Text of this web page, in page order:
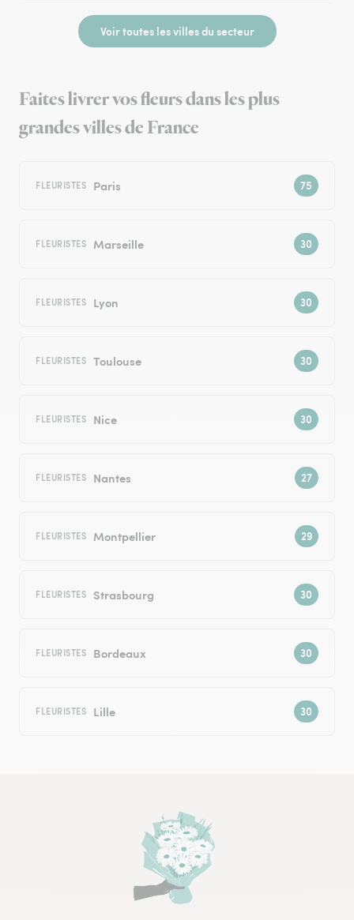
Voir toutes les villes du secteur
Faites livrer vos fleurs dans les plus
grandes villes de France
FLEURISTES Paris
FLEURISTES Marseille
FLEURISTES Lyon
FLEURISTES Toulouse
FLEURISTES Nice
FLEURISTES Nantes
FLEURISTES Montpellier
FLEURISTES Strasbourg
FLEURISTES Bordeaux
FLEURISTES Lille